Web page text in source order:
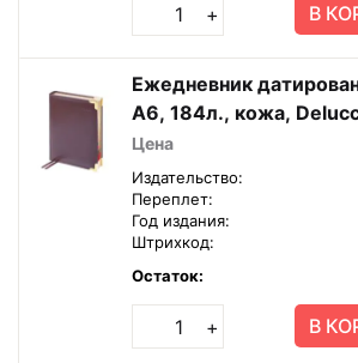
+ В
Ежедневник
А6, 184л., кожа,
кожа, зол. срез,
Цена
Издательство:
Переплет:
Год издания:
Штрихкод:
Остаток:
+ В